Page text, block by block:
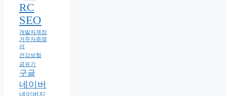
RC
SEO
개발자계정
거주자증명
서
건강보험
공유기
구글
네이버
네이버지